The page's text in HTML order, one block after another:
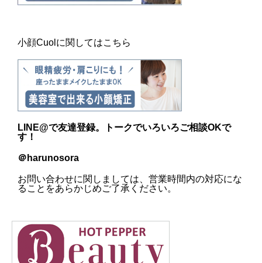
小顔Cuolに関してはこちら
LINE@で友達登録。トークでいろいろご相談OKで
す！
＠harunosora
お問い合わせに関しましては、営業時間内の対応にな
ることをあらかじめご了承ください。